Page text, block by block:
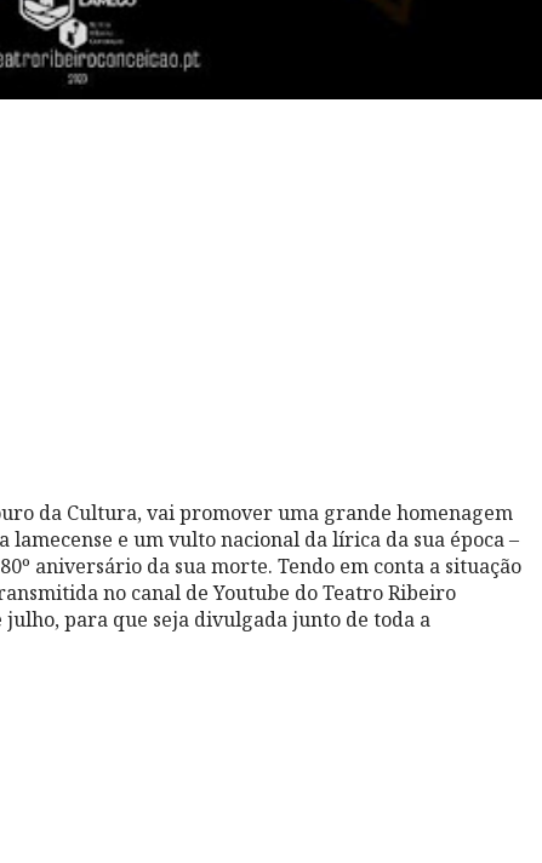
da Cultura, vai promover uma grande homenagem
lamecense e um vulto nacional da lírica da sua época –
aniversário da sua morte. Tendo em conta a situação
no canal de Youtube do Teatro Ribeiro
para que seja divulgada junto de toda a